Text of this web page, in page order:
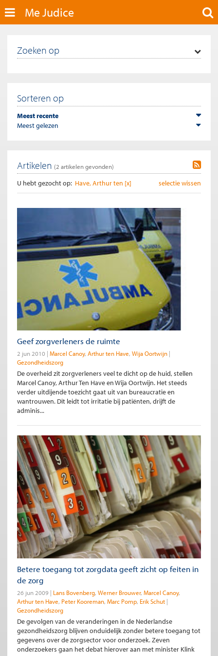
Me Judice
Zoeken op
Sorteren op
Meest recente
Meest gelezen
Artikelen (2 artikelen gevonden)
U hebt gezocht op: selectie wissen
Have, Arthur ten [x]
Geef zorgverleners de ruimte
2 jun 2010 Marcel Canoy Arthur ten Have Wija Oortwijn
Gezondheidszorg
De overheid zit zorgverleners veel te dicht op de huid, stellen
Marcel Canoy, Arthur Ten Have en Wija Oortwijn. Het steeds
verder uitdijende toezicht gaat uit van bureaucratie en
wantrouwen. Dit leidt tot irritatie bij patiënten, drijft de
adminis...
Betere toegang tot zorgdata geeft zicht op feiten in
de zorg
26 jun 2009 Lans Bovenberg Werner Brouwer Marcel Canoy
Arthur ten Have Peter Kooreman Marc Pomp Erik Schut
Gezondheidszorg
De gevolgen van de veranderingen in de Nederlandse
gezondheidszorg blijven onduidelijk zonder betere toegang tot
gegevens over de zorgsector voor onderzoek. Zeven
onderzoekers gaan het debat hierover aan met minister Klink